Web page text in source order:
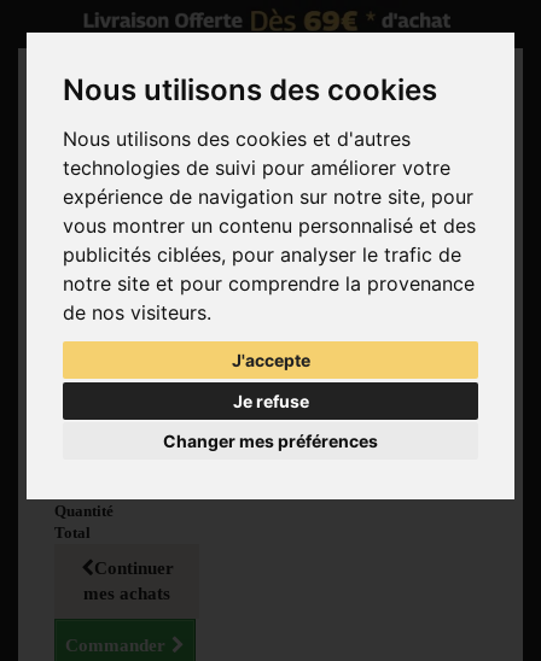
Nous utilisons des cookies
Nous utilisons des cookies et d'autres
technologies de suivi pour améliorer votre
expérience de navigation sur notre site, pour
vous montrer un contenu personnalisé et des
publicités ciblées, pour analyser le trafic de
notre site et pour comprendre la provenance
de nos visiteurs.
J'accepte
Je refuse
Changer mes préférences
Rechercher
Panier(vide)
Aucun produit
Livraison gratuite !
Livraison
Quantité
Total
Continuer
mes achats
Commander